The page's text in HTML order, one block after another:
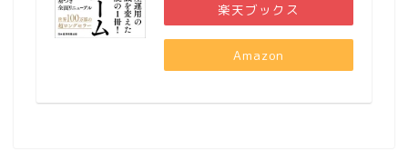
楽天ブックス
Amazon